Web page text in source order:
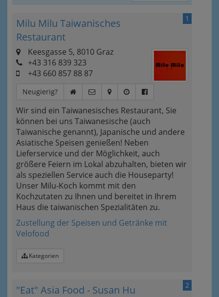
1
Milu Milu Taiwanisches
Restaurant
Keesgasse 5, 8010 Graz
+43 316 839 323
+43 660 857 88 87
Neugierig?
Wir sind ein Taiwanesisches Restaurant, Sie
können bei uns Taiwanesische (auch
Taiwanische genannt), Japanische und andere
Asiatische Speisen genießen! Neben
Lieferservice und der Möglichkeit, auch
größere Feiern im Lokal abzuhalten, bieten wir
als speziellen Service auch die Houseparty!
Unser Milu-Koch kommt mit den
Kochzutaten zu Ihnen und bereitet in Ihrem
Haus die taiwanischen Spezialitäten zu.
Zustellung der Speisen und Getränke mit
Velofood
Kategorien
2
"Eat" Asia Food - Susan Hu